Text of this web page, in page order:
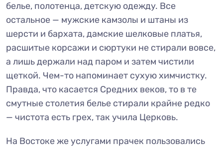
белье, полотенца, детскую одежду. Все
остальное — мужские камзолы и штаны из
шерсти и бархата, дамские шелковые платья,
расшитые корсажи и сюртуки не стирали вовсе,
а лишь держали над паром и затем чистили
щеткой. Чем-то напоминает сухую химчистку.
Правда, что касается Средних веков, то в те
смутные столетия белье стирали крайне редко
— чистота есть грех, так учила Церковь.
На Востоке же услугами прачек пользовались